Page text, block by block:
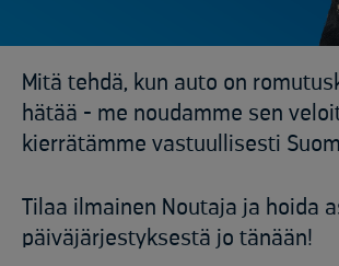
Mitä tehdä, kun auto on
hätää - me noudamme sen
kierrätämme vastuullisesti
Tilaa ilmainen Noutaja ja hoida
päiväjärjestyksestä jo tänään!